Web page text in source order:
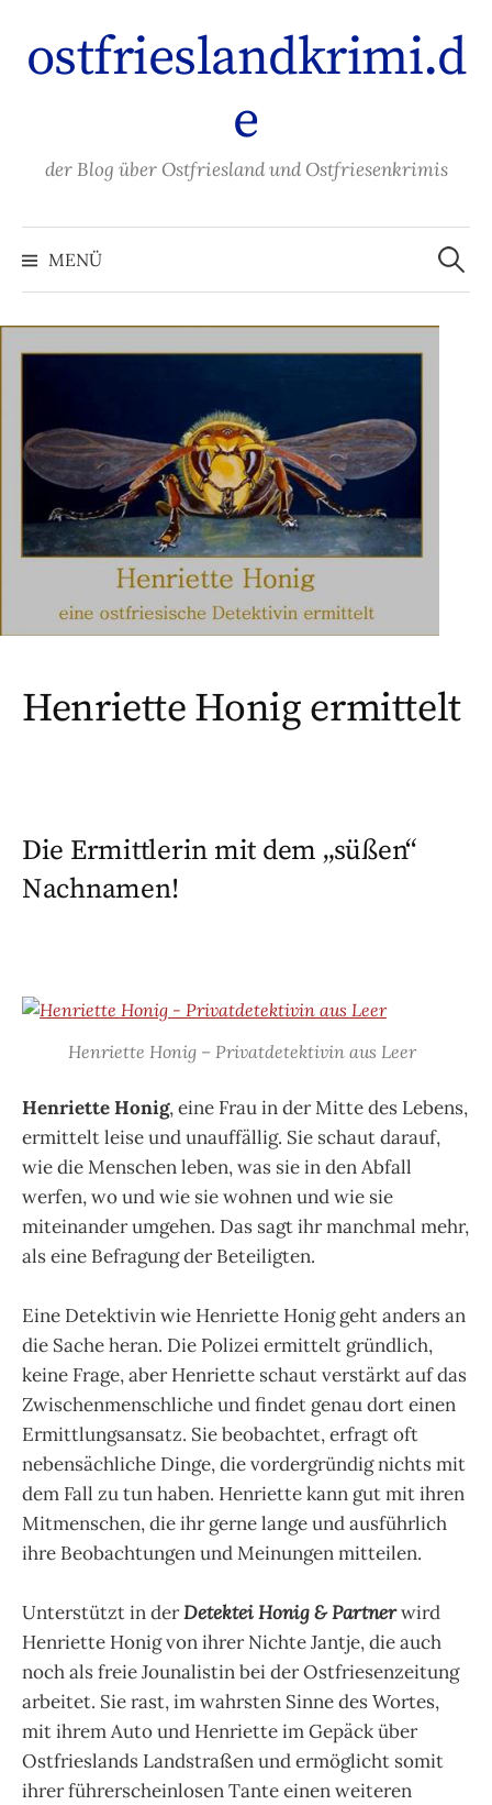
Inhalt
überspringen
ostfrieslandkrimi.d
e
der Blog über Ostfriesland und Ostfriesenkrimis
MENÜ
Suchen
nach:
Henriette Honig ermittelt
Die Ermittlerin mit dem „süßen“
Nachnamen!
Henriette Honig – Privatdetektivin aus Leer
Henriette Honig, eine Frau in der Mitte des Lebens,
ermittelt leise und unauffällig. Sie schaut darauf,
wie die Menschen leben, was sie in den Abfall
werfen, wo und wie sie wohnen und wie sie
miteinander umgehen. Das sagt ihr manchmal mehr,
als eine Befragung der Beteiligten.
Eine Detektivin wie Henriette Honig geht anders an
die Sache heran. Die Polizei ermittelt gründlich,
keine Frage, aber Henriette schaut verstärkt auf das
Zwischenmenschliche und findet genau dort einen
Ermittlungsansatz. Sie beobachtet, erfragt oft
nebensächliche Dinge, die vordergründig nichts mit
dem Fall zu tun haben. Henriette kann gut mit ihren
Mitmenschen, die ihr gerne lange und ausführlich
ihre Beobachtungen und Meinungen mitteilen.
Unterstützt in derDetektei Honig & Partnerwird
Henriette Honig von ihrer Nichte Jantje, die auch
noch als freie Jounalistin bei der Ostfriesenzeitung
arbeitet. Sie rast, im wahrsten Sinne des Wortes,
mit ihrem Auto und Henriette im Gepäck über
Ostfrieslands Landstraßen und ermöglicht somit
ihrer führerscheinlosen Tante einen weiteren